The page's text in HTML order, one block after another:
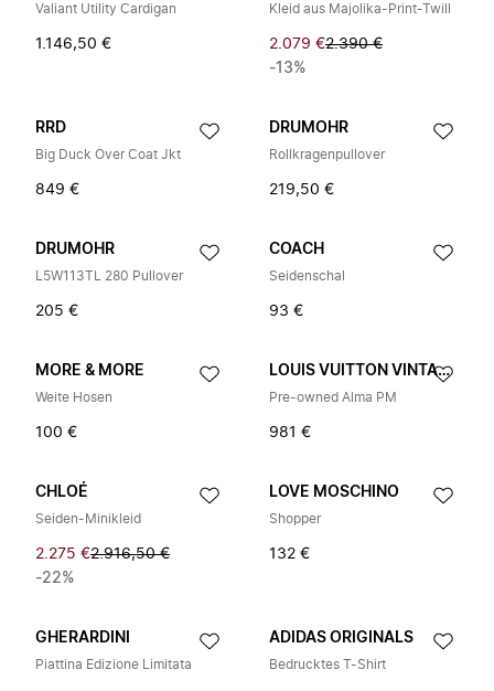
Valiant Utility Cardigan
1.146,50 €
Kleid aus Majolika-Print-Twill
2.079 €2.390 €
-13%
RRD
Big Duck Over Coat Jkt
849 €
DRUMOHR
Rollkragenpullover
219,50 €
DRUMOHR
L5W113TL 280 Pullover
205 €
COACH
Seidenschal
93 €
MORE & MORE
Weite Hosen
100 €
LOUIS VUITTON VINTAGE
Pre-owned Alma PM
981 €
CHLOÉ
Seiden-Minikleid
2.275 €2.916,50 €
-22%
LOVE MOSCHINO
Shopper
132 €
GHERARDINI
Piattina Edizione Limitata
ADIDAS ORIGINALS
Bedrucktes T-Shirt